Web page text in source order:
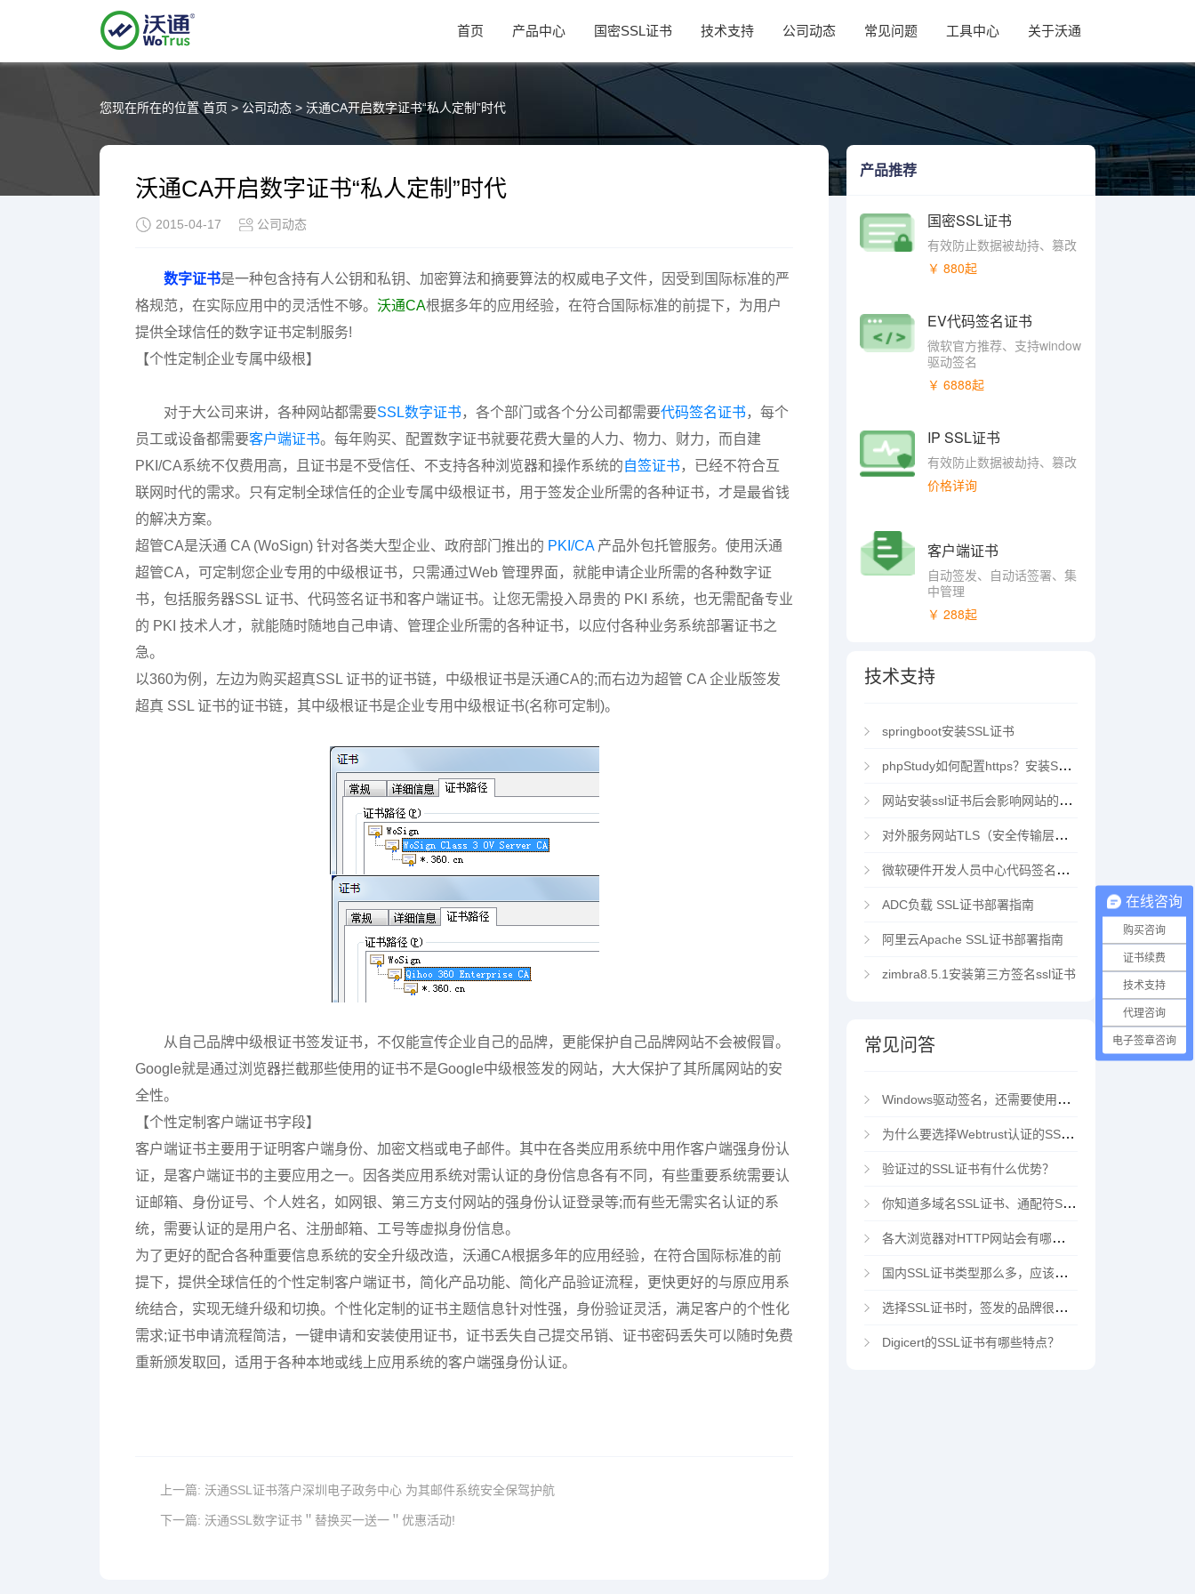
首页 产品中心 国密SSL证书 技术支持 公司动态 常见问题 工具中心 关于沃通
您现在所在的位置首页 > 公司动态 > 沃通CA开启数字证书“私人定制”时代
沃通CA开启数字证书“私人定制”时代
2015-04-17 公司动态
数字证书是一种包含持有人公钥和私钥、加密算法和摘要算法的权威电子文件，因受到国际标准的严
格规范，在实际应用中的灵活性不够。 沃通CA根据多年的应用经验，在符合国际标准的前提下，为用户
提供全球信任的数字证书定制服务!
【个性定制企业专属中级根】
对于大公司来讲，各种网站都需要SSL数字证书 ，各个部门或各个分公司都需要代码签名证书 ，每个
员工或设备都需要客户端证书。每年购买、配置数字证书就要花费大量的人力、物力、财力，而自建
PKI/CA系统不仅费用高，且证书是不受信任、不支持各种浏览器和操作系统的自签证书 ，已经不符合互
联网时代的需求。只有定制全球信任的企业专属中级根证书，用于签发企业所需的各种证书，才是最省钱
的解决方案。
超管CA是沃通 CA (WoSign) 针对各类大型企业、政府部门推出的 PKI/CA产品外包托管服务。使用沃通
超管CA，可定制您企业专用的中级根证书，只需通过Web 管理界面，就能申请企业所需的各种数字证
书，包括服务器SSL 证书、代码签名证书和客户端证书。让您无需投入昂贵的 PKI 系统，也无需配备专业
的 PKI 技术人才，就能随时随地自己申请、管理企业所需的各种证书，以应付各种业务系统部署证书之
急。
以360为例，左边为购买超真SSL 证书的证书链，中级根证书是沃通CA的;而右边为超管 CA 企业版签发
超真 SSL 证书的证书链，其中级根证书是企业专用中级根证书(名称可定制)。
从自己品牌中级根证书签发证书，不仅能宣传企业自己的品牌，更能保护自己品牌网站不会被假冒。
Google就是通过浏览器拦截那些使用的证书不是Google中级根签发的网站，大大保护了其所属网站的安
全性。
【个性定制客户端证书字段】
客户端证书主要用于证明客户端身份、加密文档或电子邮件。其中在各类应用系统中用作客户端强身份认
证，是客户端证书的主要应用之一。因各类应用系统对需认证的身份信息各有不同，有些重要系统需要认
证邮箱、身份证号、个人姓名，如网银、第三方支付网站的强身份认证登录等;而有些无需实名认证的系
统，需要认证的是用户名、注册邮箱、工号等虚拟身份信息。
为了更好的配合各种重要信息系统的安全升级改造，沃通CA根据多年的应用经验，在符合国际标准的前
提下，提供全球信任的个性定制客户端证书，简化产品功能、简化产品验证流程，更快更好的与原应用系
统结合，实现无缝升级和切换。个性化定制的证书主题信息针对性强，身份验证灵活，满足客户的个性化
需求;证书申请流程简洁，一键申请和安装使用证书，证书丢失自己提交吊销、证书密码丢失可以随时免费
重新颁发取回，适用于各种本地或线上应用系统的客户端强身份认证。
上一篇: 沃通SSL证书落户深圳电子政务中心 为其邮件系统安全保驾护航
下一篇: 沃通SSL数字证书＂替换买一送一＂优惠活动!
产品推荐
国密SSL证书
有效防止数据被劫持、篡改
￥ 880起
EV代码签名证书
微软官方推荐、支持window
驱动签名
￥ 6888起
IP SSL证书
有效防止数据被劫持、篡改
价格详询
客户端证书
自动签发、自动话签署、集
中管理
￥ 288起
技术支持
springboot安装SSL证书
phpStudy如何配置https？安装SSL证书方法指南
网站安装ssl证书后会影响网站的访问速度吗？
对外服务网站TLS（安全传输层协议）部署指南
微软硬件开发人员中心代码签名证书选购指南
ADC负载 SSL证书部署指南
阿里云Apache SSL证书部署指南
zimbra8.5.1安装第三方签名ssl证书
常见问答
Windows驱动签名，还需要使用EV代码签名证书吗？
为什么要选择Webtrust认证的SSL证书？
验证过的SSL证书有什么优势？
你知道多域名SSL证书、通配符SSL证书、多域名通配符SSL证书吗？
各大浏览器对HTTP网站会有哪些“不安全”警告
国内SSL证书类型那么多，应该选择哪家CA机构？
选择SSL证书时，签发的品牌很重要吗？
Digicert的SSL证书有哪些特点？
在线咨询
购买咨询
证书续费
技术支持
代理咨询
电子签章咨询